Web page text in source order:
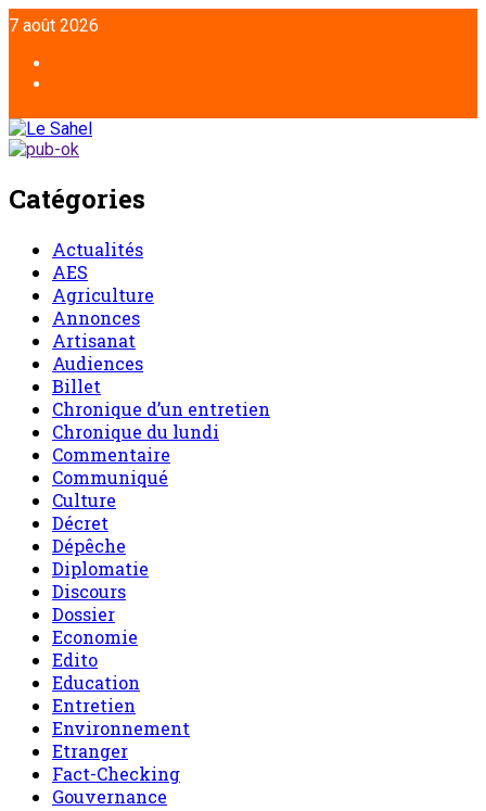
7 août 2026
Catégories
Actualités
AES
Agriculture
Annonces
Artisanat
Audiences
Billet
Chronique d’un entretien
Chronique du lundi
Commentaire
Communiqué
Culture
Décret
Dépêche
Diplomatie
Discours
Dossier
Economie
Edito
Education
Entretien
Environnement
Etranger
Fact-Checking
Gouvernance